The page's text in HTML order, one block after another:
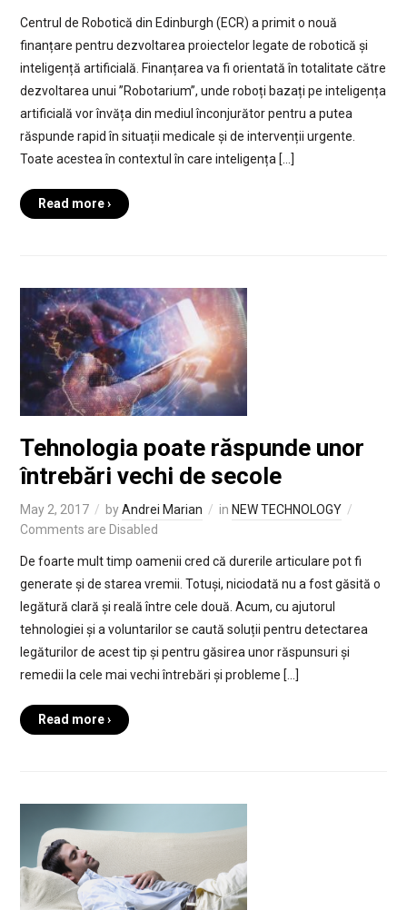
Centrul de Robotică din Edinburgh (ECR) a primit o nouă
finanțare pentru dezvoltarea proiectelor legate de robotică și
inteligență artificială. Finanțarea va fi orientată în totalitate către
dezvoltarea unui ”Robotarium”, unde roboți bazați pe inteligența
artificială vor învăța din mediul înconjurător pentru a putea
răspunde rapid în situații medicale și de intervenții urgente.
Toate acestea în contextul în care inteligența […]
Read more ›
Tehnologia poate răspunde unor
întrebări vechi de secole
May 2, 2017 byAndrei Marian in NEW TECHNOLOGY
Comments are Disabled
De foarte mult timp oamenii cred că durerile articulare pot fi
generate și de starea vremii. Totuși, niciodată nu a fost găsită o
legătură clară și reală între cele două. Acum, cu ajutorul
tehnologiei și a voluntarilor se caută soluții pentru detectarea
legăturilor de acest tip și pentru găsirea unor răspunsuri și
remedii la cele mai vechi întrebări și probleme […]
Read more ›